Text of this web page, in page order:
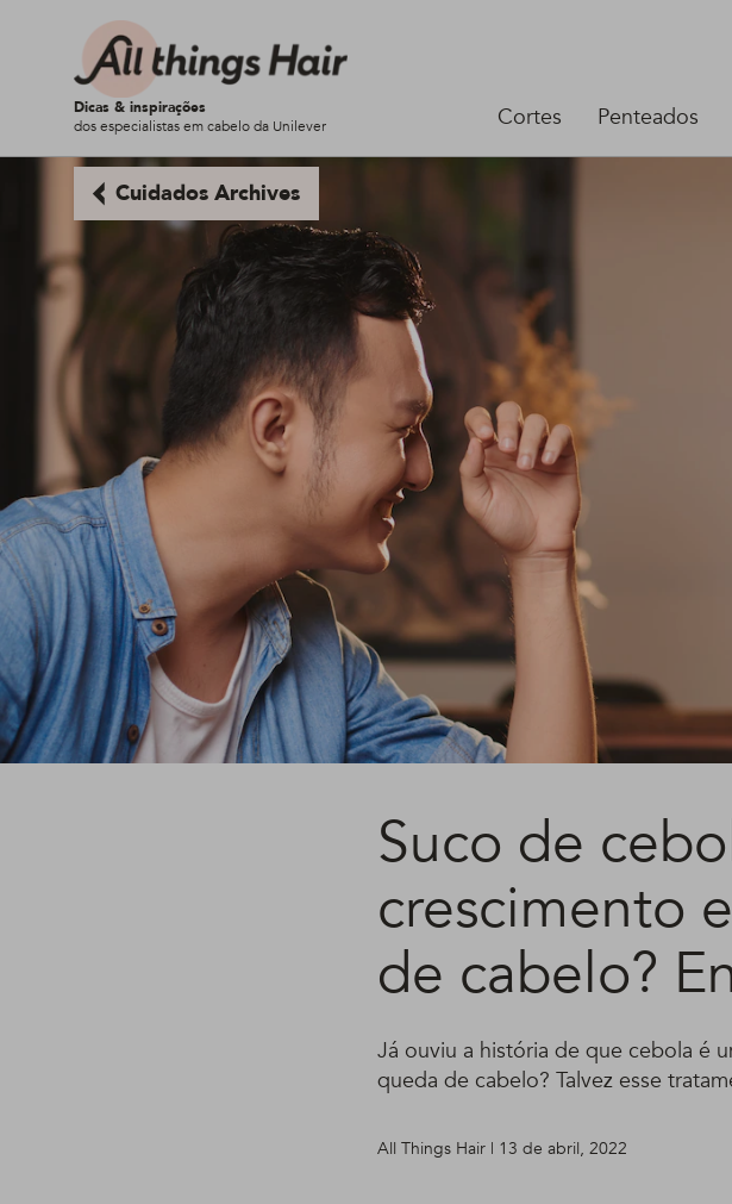
Dicas & inspirações
dos especialistas em cabelo da Unilever
Cortes Penteados
Cuidados Archives
Suco de
crescimento
de cabelo?
Já ouviu a história de que cebola é
queda de cabelo? Talvez esse
All Things Hair | 13 de abril, 2022